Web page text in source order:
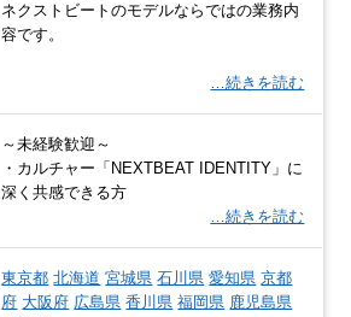
ネクストビートのモデルならではの業務内
容です。
…続きを読む
～未経験歓迎～
・カルチャー「NEXTBEAT IDENTITY」に
深く共感できる方
…続きを読む
東京都 北海道 宮城県 石川県 愛知県 京都
府 大阪府 広島県 香川県 福岡県 鹿児島県